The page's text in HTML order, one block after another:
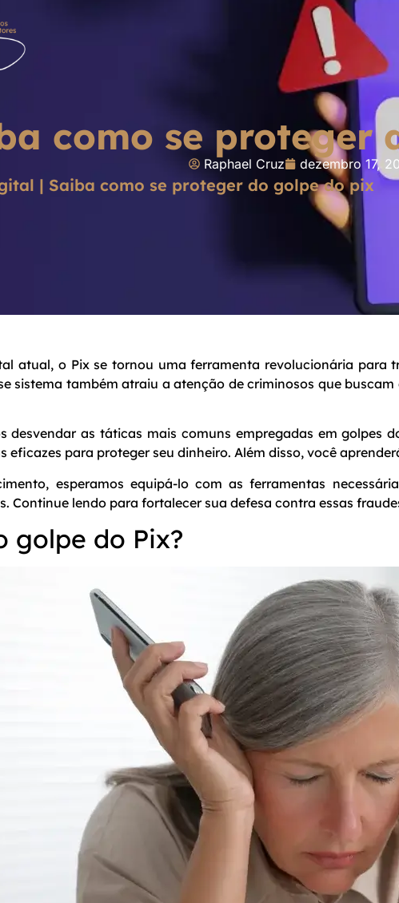
como se proteger
Raphael Cruz dezembro 17,
| Saiba como se proteger do golpe do pix
atual, o Pix se tornou uma ferramenta revolucionária para
sistema também atraiu a atenção de criminosos que
desvendar as táticas mais comuns empregadas em golpes
eficazes para proteger seu dinheiro. Além disso, você
esperamos equipá-lo com as ferramentas
Continue lendo para fortalecer sua defesa contra essas
golpe do Pix?